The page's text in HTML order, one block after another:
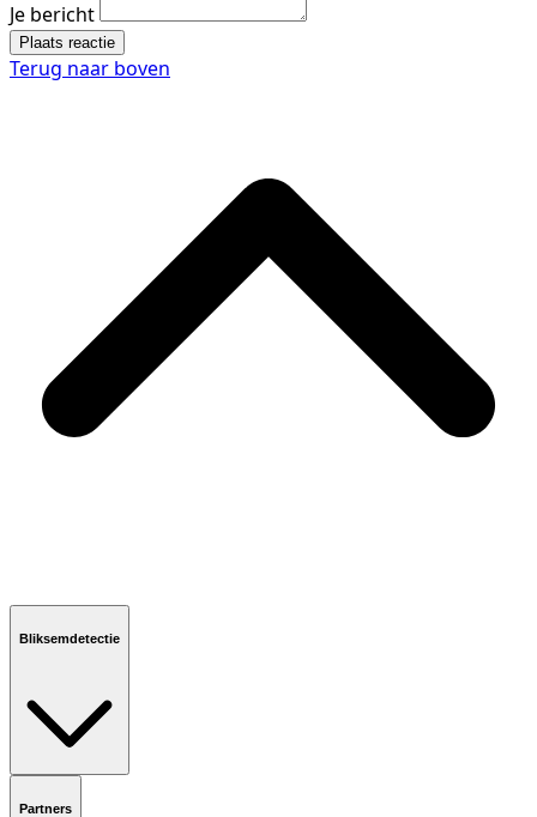
Je bericht
Plaats reactie
Terug naar boven
Bliksemdetectie
Partners